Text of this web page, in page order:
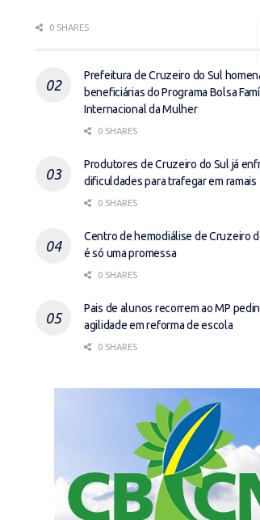
0 SHARES
Prefeitura de Cruzeiro do Sul
beneficiárias do Programa Bolsa
Internacional da Mulher
0 SHARES
Produtores de Cruzeiro do Sul já
dificuldades para trafegar em ramais
0 SHARES
Centro de hemodiálise de Cruzeiro
é só uma promessa
0 SHARES
Pais de alunos recorrem ao MP
agilidade em reforma de escola
0 SHARES